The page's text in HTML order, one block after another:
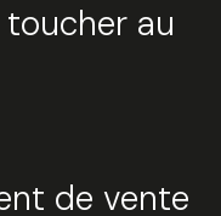
au
de vente